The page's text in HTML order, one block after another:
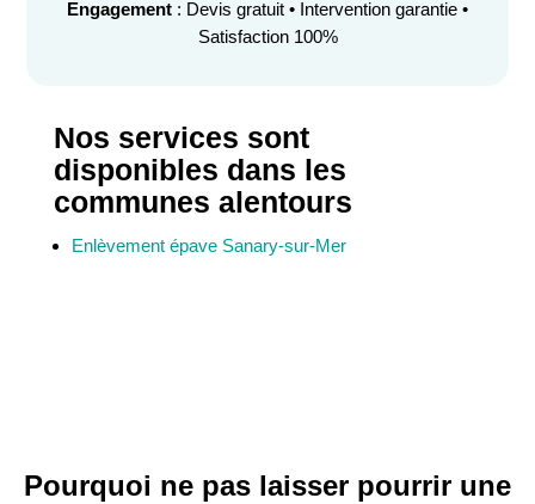
Engagement : Devis gratuit • Intervention garantie •
Satisfaction 100%
Nos services sont
disponibles dans les
communes alentours
Enlèvement épave Sanary-sur-Mer
Pourquoi ne pas laisser pourrir une